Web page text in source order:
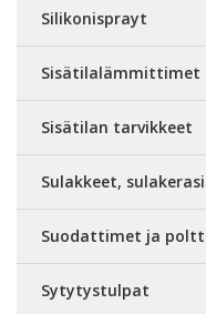
Silikonisprayt
Sisätilalämmittimet
Sisätilan tarvikkeet
Sulakkeet,
Suodattimet ja
Sytytystulpat